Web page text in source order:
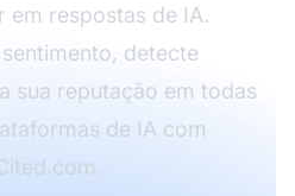
em respostas de IA.
detecte
sua reputação em todas
de IA com